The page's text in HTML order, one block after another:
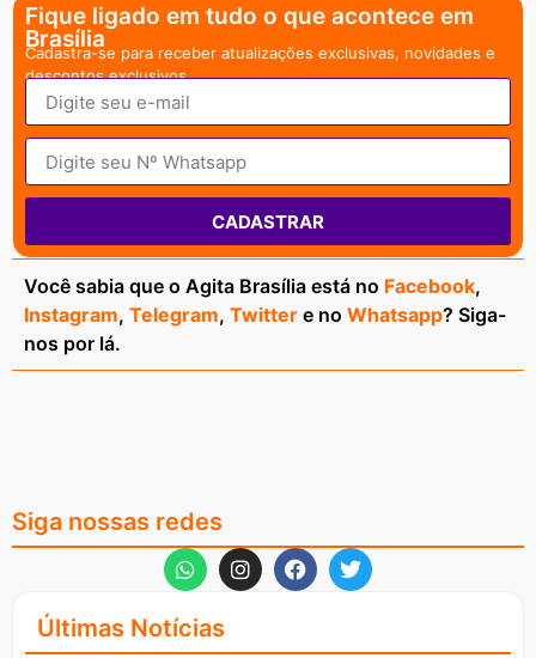
Fique ligado em tudo o que acontece em
Brasília
Cadastra-se para receber atualizações exclusivas, novidades e
descontos exclusivos.
CADASTRAR
Você sabia que o Agita Brasília está no Facebook,
Instagram, Telegram, Twitter e no Whatsapp? Siga-
nos por lá.
Siga nossas redes
Últimas Notícias